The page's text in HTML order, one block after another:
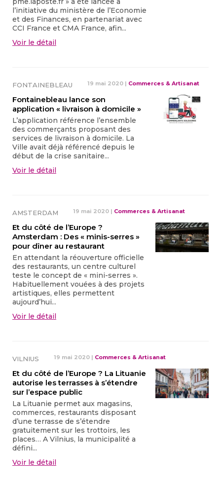
l’initiative du ministère de l’Economie
et des Finances, en partenariat avec
CCI France et CMA France, afin...
Voir le détail
FONTAINEBLEAU 19 mai 2020 | Commerces & Artisanat
Fontainebleau lance son
application « livraison à domicile »
L’application référence l’ensemble
des commerçants proposant des
services de livraison à domicile. La
Ville avait déjà référencé depuis le
début de la crise sanitaire...
Voir le détail
AMSTERDAM 19 mai 2020 | Commerces & Artisanat
Et du côté de l’Europe ?
Amsterdam : Des « minis-serres »
pour dîner au restaurant
En attendant la réouverture officielle
des restaurants, un centre culturel
teste le concept de « mini-serres ».
Habituellement vouées à des projets
artistiques, elles permettent
aujourd’hui...
Voir le détail
VILNIUS 19 mai 2020 | Commerces & Artisanat
Et du côté de l’Europe ? La Lituanie
autorise les terrasses à s’étendre
sur l’espace public
La Lituanie permet aux magasins,
commerces, restaurants disposant
d’une terrasse de s’étendre
gratuitement sur les trottoirs, les
places… A Vilnius, la municipalité a
défini...
Voir le détail